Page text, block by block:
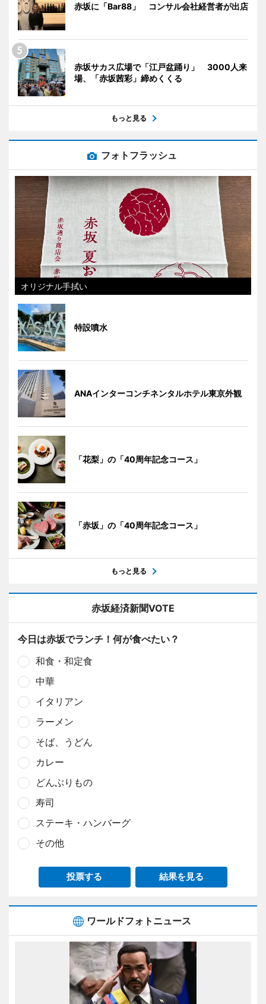
赤坂に「Bar88」 コンサル会社経営者が出店
赤坂サカス広場で「江戸盆踊り」 3000人来
場、「赤坂茜彩」締めくくる
もっと見る
フォトフラッシュ
オリジナル手拭い
特設噴水
ANAインターコンチネンタルホテル東京外観
「花梨」の「40周年記念コース」
「赤坂」の「40周年記念コース」
もっと見る
赤坂経済新聞VOTE
今日は赤坂でランチ！何が食べたい？
和食・和定食
中華
イタリアン
ラーメン
そば、うどん
カレー
どんぶりもの
寿司
ステーキ・ハンバーグ
その他
投票する 結果を見る
ワールドフォトニュース